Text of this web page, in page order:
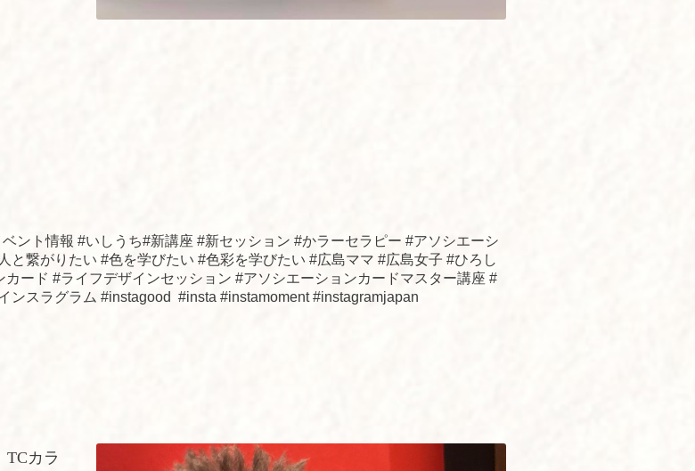
ント情報 #いしうち#新講座 #新セッション #かラーセラピー #アソシエーシ
と繋がりたい #色を学びたい #色彩を学びたい #広島ママ #広島女子 #ひろし
ード #ライフデザインセッション #アソシエーションカードマスター講座 #
ンスラグラム #instagood #insta #instamoment #instagramjapan
TCカラ